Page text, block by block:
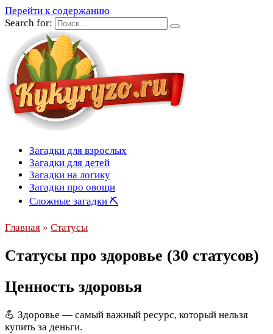
Перейти к содержанию
Search for:
Загадки для взрослых
Загадки для детей
Загадки на логику
Загадки про овощи
Сложные загадки ⛏
Главная » Статусы
Статусы про здоровье (30 статусов)
Ценность здоровья
💪 Здоровье — самый важный ресурс, который нельзя
купить за деньги.